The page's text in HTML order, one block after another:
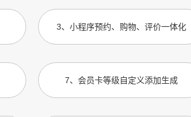
3、 小程序预约、购物、评价一体化
7、 会员卡等级自定义添加生成